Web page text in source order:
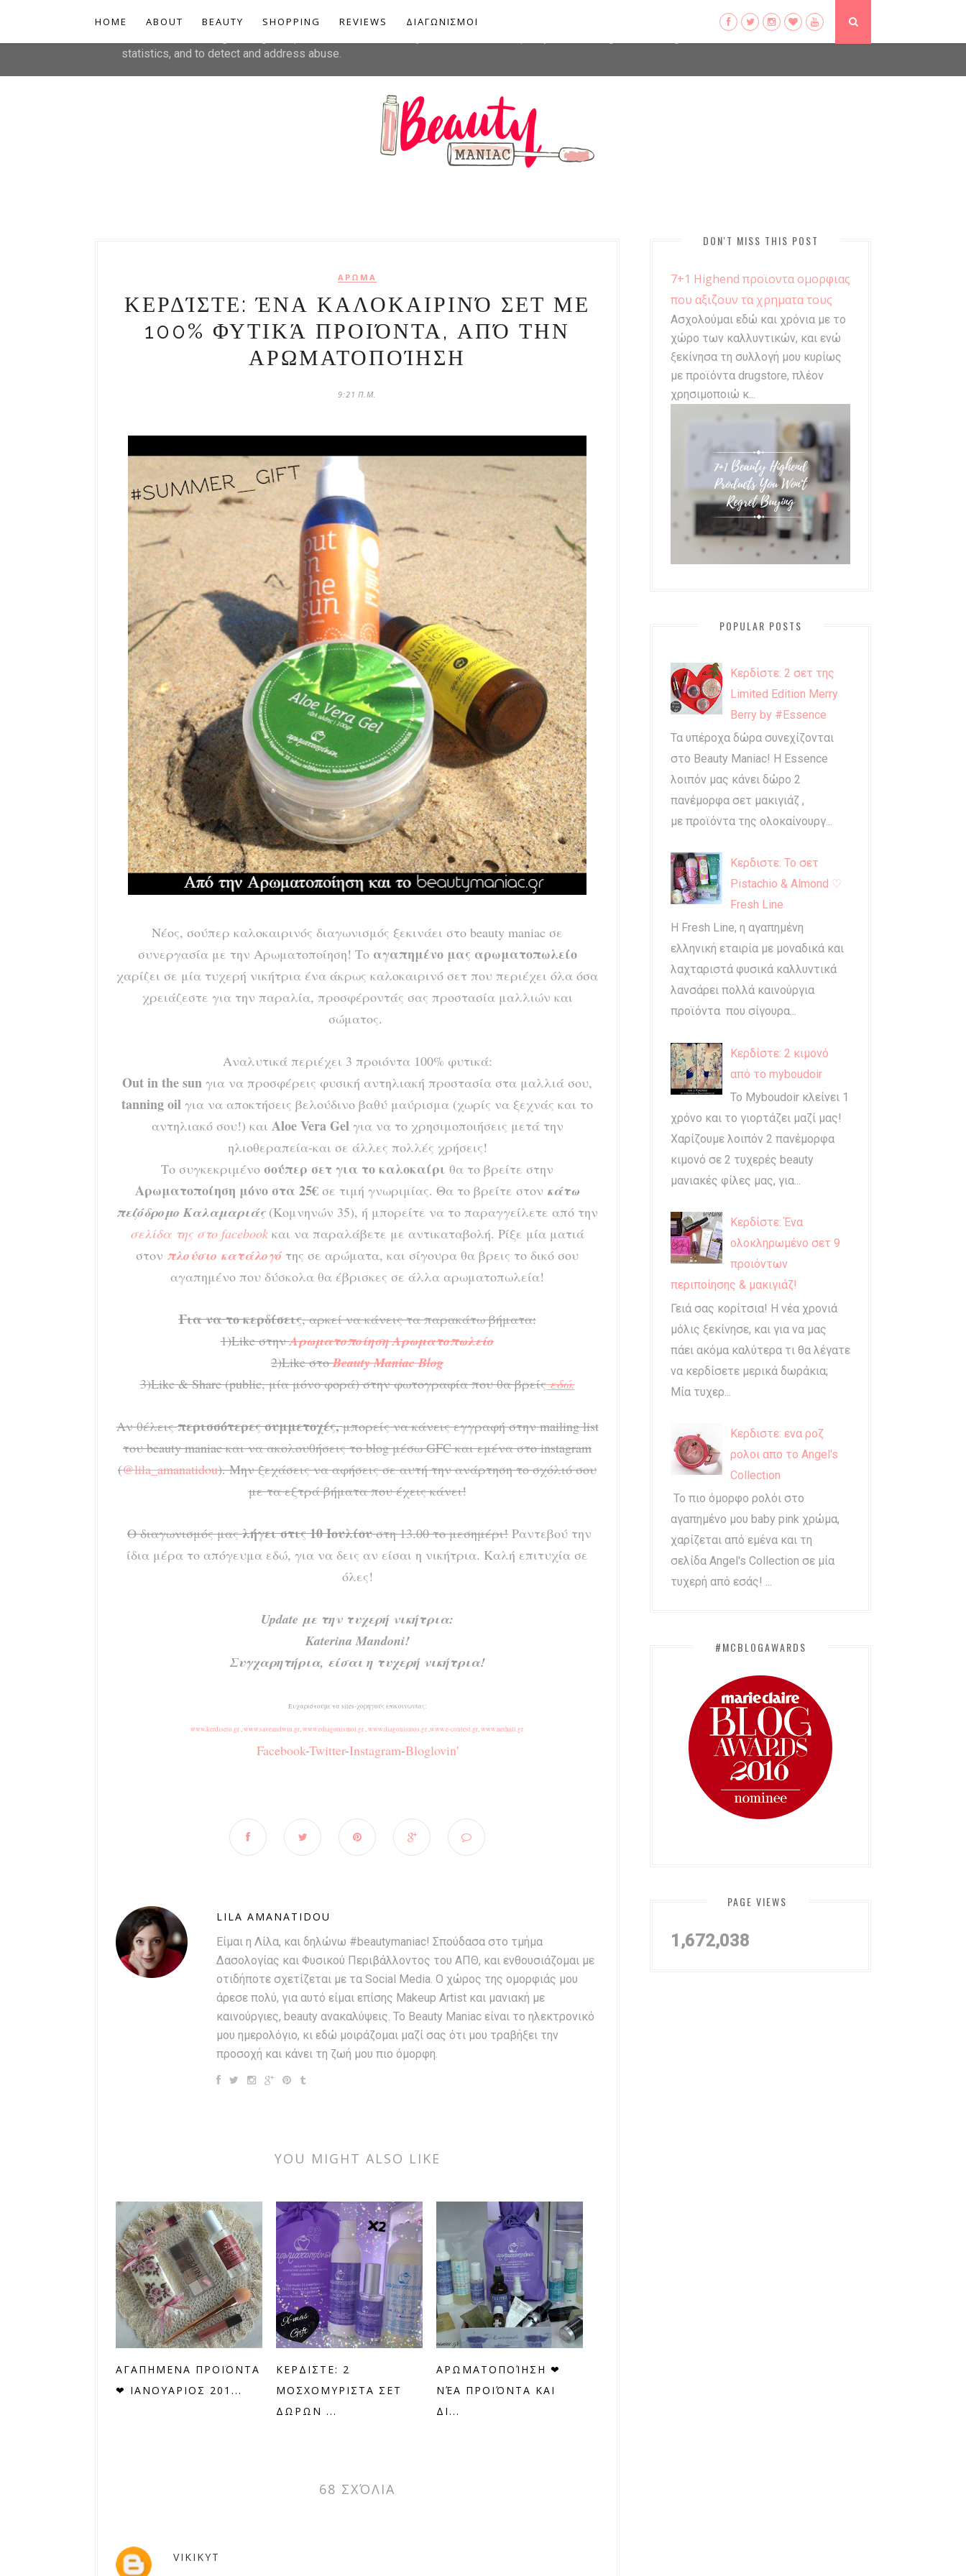
HOME ABOUT BEAUTY SHOPPING REVIEWS ΔΙΑΓΩΝΙΣΜΟΙ
ΑΡΩΜΑ
ΚΕΡΔΊΣΤΕ: ΈΝΑ ΚΑΛΟΚΑΙΡΙΝΌ ΣΕΤ ΜΕ
100% ΦΥΤΙΚΆ ΠΡΟΙΌΝΤΑ, ΑΠΌ ΤΗΝ
ΑΡΩΜΑΤΟΠΟΊΗΣΗ
9:21 Π.Μ.
Νέος, σούπερ καλοκαιρινός διαγωνισμός ξεκινάει στο beauty maniac σε
συνεργασία με την Αρωματοποίηση! Το αγαπημένο μας αρωματοπωλείο
χαρίζει σε μία τυχερή νικήτρια ένα άκρως καλοκαιρινό σετ που περιέχει όλα όσα
χρειάζεστε για την παραλία, προσφέροντάς σας προστασία μαλλιών και
σώματος.
Αναλυτικά περιέχει 3 προιόντα 100% φυτικά:
Out in the sun για να προσφέρεις φυσική αντηλιακή προστασία στα μαλλιά σου,
tanning oil για να αποκτήσεις βελούδινο βαθύ μαύρισμα (χωρίς να ξεχνάς και το
αντηλιακό σου!) και Aloe Vera Gelγια να το χρησιμοποιήσεις μετά την
ηλιοθεραπεία-και σε άλλες πολλές χρήσεις!
Το συγκεκριμένο σούπερ σετ για το καλοκαίρι θα το βρείτε στην
Αρωματοποίηση μόνο στα 25€ σε τιμή γνωριμίας. Θα το βρείτε στον κάτω
πεζόδρομο Καλαμαριάς (Κομνηνών 35), ή μπορείτε να το παραγγείλετε από την
σελίδα της στο facebook και να παραλάβετε με αντικαταβολή. Ρίξε μία ματιά
στον πλούσιο κατάλογότης σε αρώματα, και σίγουρα θα βρεις το δικό σου
αγαπημένο που δύσκολα θα έβρισκες σε άλλα αρωματοπωλεία!
Για να το κερδίσεις, αρκεί να κάνεις τα παρακάτω βήματα:
1)Like στηνΑρωματοποίηση Αρωματοπωλείο
2)Like στοBeauty Maniac Blog
3)Like & Share (public, μία μόνο φορά) στην φωτογραφία που θα βρείςεδώ.
Αν θέλειςπερισσότερες συμμετοχές,μπορείς να κάνεις εγγραφή στην mailing list
του beauty maniac και να ακολουθήσεις το blog μέσω GFC και εμένα στο instagram
(@lila_amanatidou). Μην ξεχάσεις να αφήσεις σε αυτή την ανάρτηση το σχόλιό σου
με τα εξτρά βήματα που έχεις κάνει!
Ο διαγωνισμός μαςλήγει στις 10 Ιουλίουστη 13.00 το μεσημέρι! Ραντεβού την
ίδια μέρα το απόγευμα εδώ, για να δεις αν είσαι η νικήτρια. Καλή επιτυχία σε
όλες!
Update με την τυχερή νικήτρια:
Katerina Mandoni!
Συγχαρητήρια, είσαι η τυχερή νικήτρια!
Ευχαριστούμε τα sites-χορηγούς επικοινωνίας:
www.kerdiseto.gr,www.saveandwin.gr,www.ediagonismoi.gr,www.diagonismos.gr,www.e-contest.gr,www.nethall.gr
Facebook-Twitter-Instagram-Bloglovin'
LILA AMANATIDOU
Είμαι η Λίλα, και δηλώνω #beautymaniac! Σπούδασα στο τμήμα
Δασολογίας και Φυσικού Περιβάλλοντος του ΑΠΘ, και ενθουσιάζομαι με
οτιδήποτε σχετίζεται με τα Social Media. Ο χώρος της ομορφιάς μου
άρεσε πολύ, για αυτό είμαι επίσης Makeup Artist και μανιακή με
καινούργιες, beauty ανακαλύψεις. Το Beauty Maniac είναι το ηλεκτρονικό
μου ημερολόγιο, κι εδώ μοιράζομαι μαζί σας ότι μου τραβήξει την
προσοχή και κάνει τη ζωή μου πιο όμορφη.
YOU MIGHT ALSO LIKE
ΑΓΑΠΗΜΕΝΑ ΠΡΟΪΟΝΤΑ
❤ ΙΑΝΟΥΑΡΙΟΣ 201...
ΚΕΡΔΙΣΤΕ: 2
ΜΟΣΧΟΜΥΡΙΣΤΑ ΣΕΤ
ΔΩΡΩΝ ...
ΑΡΩΜΑΤΟΠΟΊΗΣΗ ❤
ΝΈΑ ΠΡΟΙΌΝΤΑ ΚΑΙ
ΔΙ...
68 ΣΧΌΛΙΑ
VIKIKYT
DON'T MISS THIS POST
7+1 Highend προϊοντα ομορφιας
που αξιζουν τα χρηματα τους
Ασχολούμαι εδώ και χρόνια με το
χώρο των καλλυντικών, και ενώ
ξεκίνησα τη συλλογή μου κυρίως
με προϊόντα drugstore, πλέον
χρησιμοποιώ κ...
POPULAR POSTS
Κερδίστε: 2 σετ της
Limited Edition Merry
Berry by #Essence
Τα υπέροχα δώρα συνεχίζονται
στο Beauty Maniac! Η Essence
λοιπόν μας κάνει δώρο 2
πανέμορφα σετ μακιγιάζ ,
με προϊόντα της ολοκαίνουργ...
Κερδιστε: Το σετ
Pistachio & Almond ♡
Fresh Line
Η Fresh Line, η αγαπημένη
ελληνική εταιρία με μοναδικά και
λαχταριστά φυσικά καλλυντικά
λανσάρει πολλά καινούργια
προϊόντα που σίγουρα...
Κερδίστε: 2 κιμονό
από το myboudoir
Το Myboudoir κλείνει 1
χρόνο και το γιορτάζει μαζί μας!
Χαρίζουμε λοιπόν 2 πανέμορφα
κιμονό σε 2 τυχερές beauty
μανιακές φίλες μας, για...
Κερδίστε: Ένα
ολοκληρωμένο σετ 9
προιόντων
περιποίησης & μακιγιάζ!
Γειά σας κορίτσια! Η νέα χρονιά
μόλις ξεκίνησε, και για να μας
πάει ακόμα καλύτερα τι θα λέγατε
να κερδίσετε μερικά δωράκια;
Μία τυχερ...
Κερδιστε: ενα ροζ
ρολοι απο το Angel's
Collection
Το πιο όμορφο ρολόι στο
αγαπημένο μου baby pink χρώμα,
χαρίζεται από εμένα και τη
σελίδα Angel's Collection σε μία
τυχερή από εσάς! ...
#MCBLOGAWARDS
PAGE VIEWS
1,672,038
This site uses cookies from Google to deliver its services and to analyze traffic. Your IP address and user-agent
statistics, and to detect and address abuse.